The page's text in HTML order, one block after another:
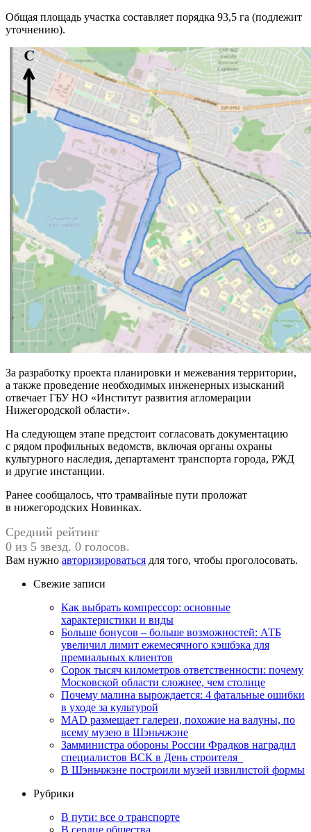
Общая площадь участка составляет порядка 93,5 га (подлежит
уточнению).
За разработку проекта планировки и межевания территории,
а также проведение необходимых инженерных изысканий
отвечает ГБУ НО «Институт развития агломерации
Нижегородской области».
На следующем этапе предстоит согласовать документацию
с рядом профильных ведомств, включая органы охраны
культурного наследия, департамент транспорта города, РЖД
и другие инстанции.
Ранее сообщалось, что трамвайные пути проложат
в нижегородских Новинках.
Средний рейтинг
0 из 5 звезд. 0 голосов.
Вам нужно авторизироваться для того, чтобы проголосовать.
Свежие записи
Как выбрать компрессор: основные
характеристики и виды
Больше бонусов – больше возможностей: АТБ
увеличил лимит ежемесячного кэшбэка для
премиальных клиентов
Сорок тысяч километров ответственности: почему
Московской области сложнее, чем столице
Почему малина вырождается: 4 фатальные ошибки
в уходе за культурой
MAD размещает галереи, похожие на валуны, по
всему музею в Шэньчжэне
Замминистра обороны России Фрадков наградил
специалистов ВСК в День строителя
В Шэньчжэне построили музей извилистой формы
Рубрики
В пути: все о транспорте
В сердце общества